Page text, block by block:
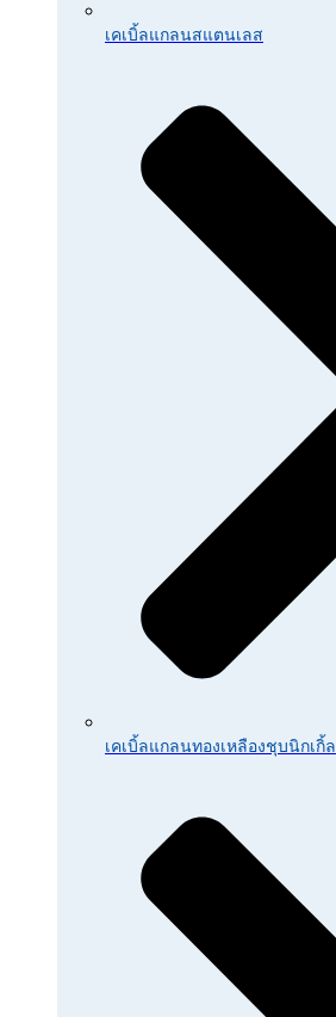
เคเบิ้ลแกลนสแตนเลส
เคเบิ้ลแกลนทองเหลืองชุบนิกเกิ้ล